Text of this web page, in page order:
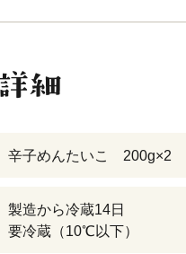
辛子めんたいこ 200g×2
製造から冷蔵14日
要冷蔵（10℃以下）